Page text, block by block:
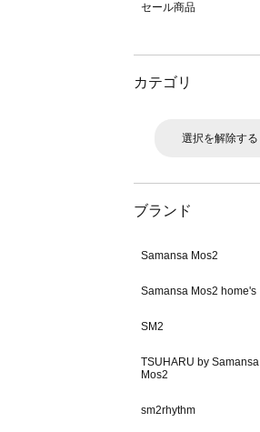
セール商品
カテゴリ
選択を解除する
ブランド
Samansa Mos2
Samansa Mos2 home's
SM2
TSUHARU by Samansa
Mos2
sm2rhythm